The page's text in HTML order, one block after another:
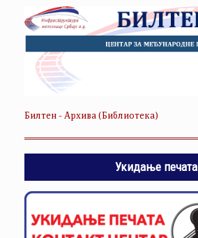
Билтен - Архива (Библиотека)
Укидање печата